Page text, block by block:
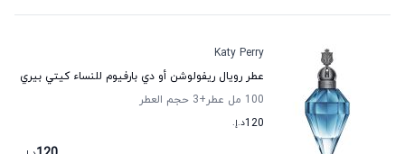
Katy Perry
عطر رويال ريفولوشن أو دي بارفيوم للنساء كيتي بيري
100 مل عطر
+3
حجم العطر
120د.إ.